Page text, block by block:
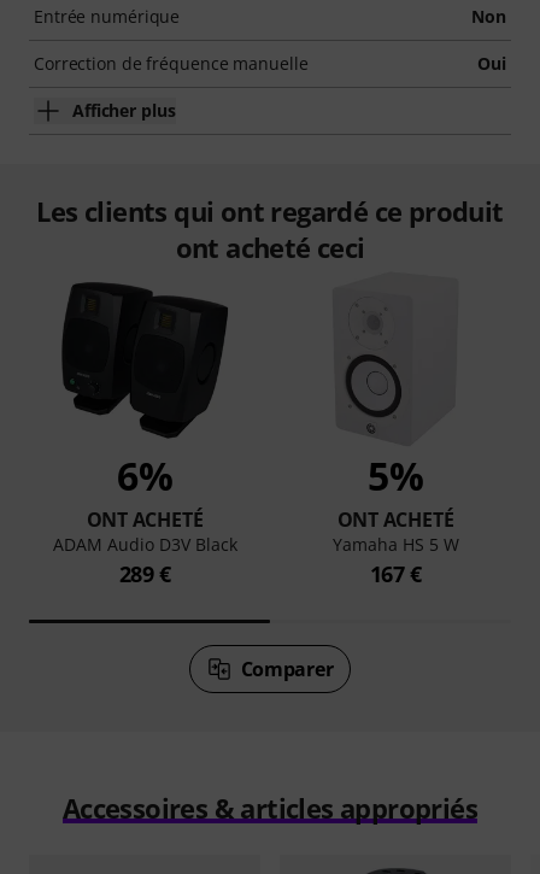
Entrée numérique Non
Correction de fréquence manuelle Oui
Afficher plus
Les clients qui ont regardé ce produit
ont acheté ceci
6%
ONT ACHETÉ
ADAM Audio D3V Black
289 €
5%
ONT ACHETÉ
Yamaha HS 5 W
167 €
Comparer
Accessoires & articles appropriés